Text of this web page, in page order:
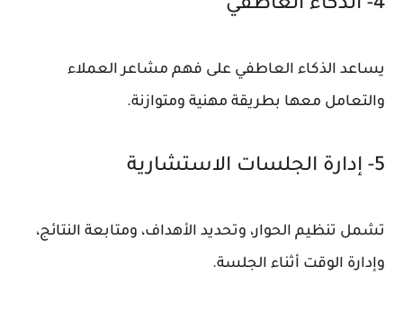
4- الذكاء العاطفي
يساعد الذكاء العاطفي على فهم مشاعر العملاء
والتعامل معها بطريقة مهنية ومتوازنة.
5- إدارة الجلسات الاستشارية
تشمل تنظيم الحوار، وتحديد الأهداف، ومتابعة النتائج،
وإدارة الوقت أثناء الجلسة.